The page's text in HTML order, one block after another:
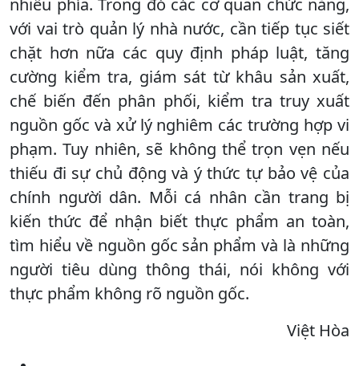
nhiều phía. Trong đó các cơ quan chức năng,
với vai trò quản lý nhà nước, cần tiếp tục siết
chặt hơn nữa các quy định pháp luật, tăng
cường kiểm tra, giám sát từ khâu sản xuất,
chế biến đến phân phối, kiểm tra truy xuất
nguồn gốc và xử lý nghiêm các trường hợp vi
phạm. Tuy nhiên, sẽ không thể trọn vẹn nếu
thiếu đi sự chủ động và ý thức tự bảo vệ của
chính người dân. Mỗi cá nhân cần trang bị
kiến thức để nhận biết thực phẩm an toàn,
tìm hiểu về nguồn gốc sản phẩm và là những
người tiêu dùng thông thái, nói không với
thực phẩm không rõ nguồn gốc.
Việt Hòa